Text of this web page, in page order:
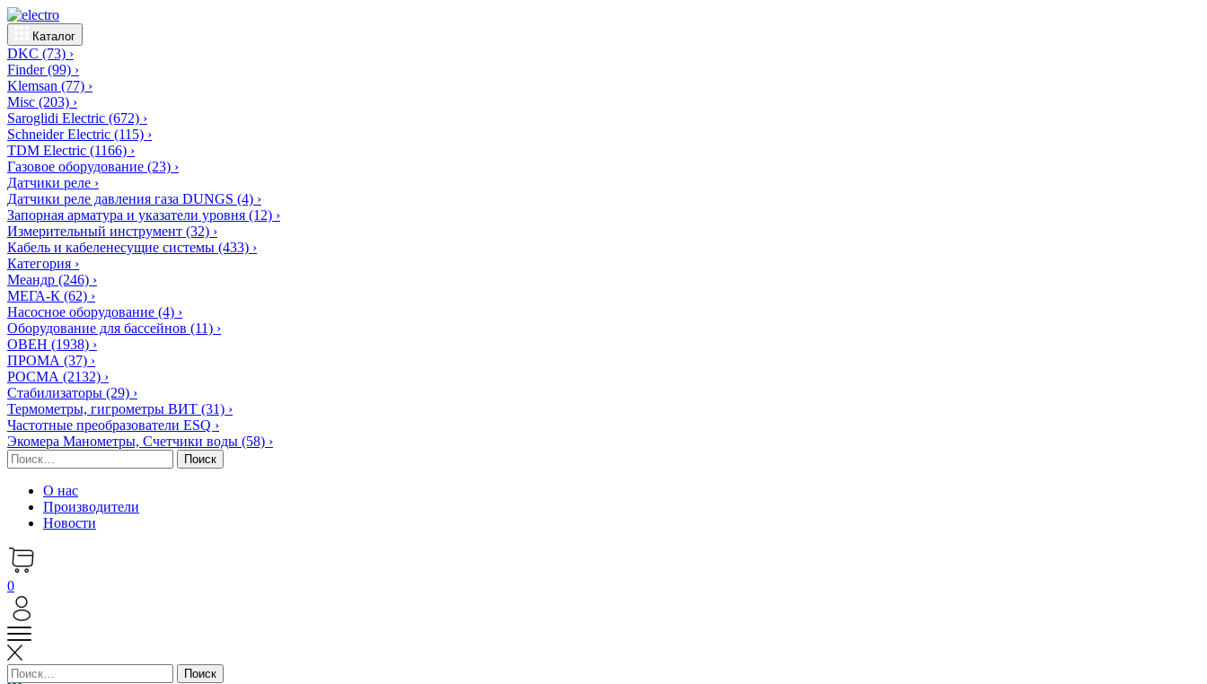
Каталог
DKC (73) ›
Finder(99) ›
Klemsan (77) ›
Misc (203) ›
Saroglidi Electric (672) ›
Schneider Electric (115) ›
TDM Electric (1166) ›
Газовое оборудование (23) ›
Датчики реле ›
Датчики реле давления газа DUNGS (4) ›
Запорная арматура и указатели уровня (12) ›
Измерительный инструмент (32) ›
Кабель и кабеленесущие системы (433) ›
Категория ›
Меандр (246) ›
МЕГА-К (62) ›
Насосное оборудование (4) ›
Оборудование для бассейнов (11) ›
ОВЕН (1938) ›
ПРОМА (37) ›
РОСМА (2132) ›
Стабилизаторы (29) ›
Термометры, гигрометры ВИТ (31) ›
Частотные преобразователи ESQ ›
Экомера Манометры, Счетчики воды (58) ›
Найти:
О нас
Производители
Новости
0
Найти: